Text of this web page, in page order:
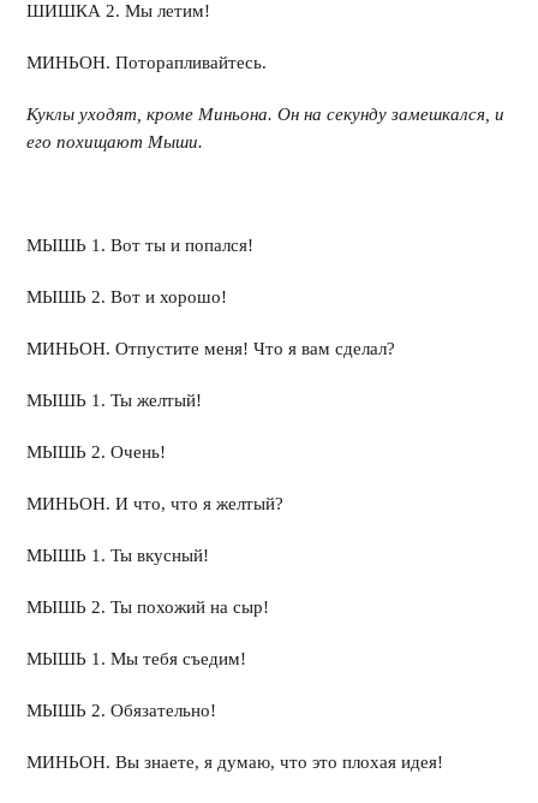
ШИШКА 2. Мы летим!
МИНЬОН. Поторапливайтесь.
Куклы уходят, кроме Миньона. Он на секунду замешкался, и
его похищают Мыши.
МЫШЬ 1. Вот ты и попался!
МЫШЬ 2. Вот и хорошо!
МИНЬОН. Отпустите меня! Что я вам сделал?
МЫШЬ 1. Ты желтый!
МЫШЬ 2. Очень!
МИНЬОН. И что, что я желтый?
МЫШЬ 1. Ты вкусный!
МЫШЬ 2. Ты похожий на сыр!
МЫШЬ 1. Мы тебя съедим!
МЫШЬ 2. Обязательно!
МИНЬОН. Вы знаете, я думаю, что это плохая идея!